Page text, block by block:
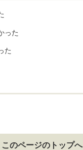
った
た
このページのトップへ